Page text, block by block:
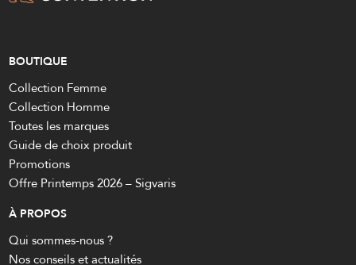
BOUTIQUE
Collection Femme
Collection Homme
Toutes les marques
Guide de choix produit
Promotions
Offre Printemps 2026 – Sigvaris
À PROPOS
Qui sommes-nous ?
Nos conseils et actualités